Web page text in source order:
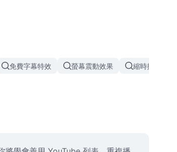
免費字幕特效 螢幕震動效果 縮時攝影特效